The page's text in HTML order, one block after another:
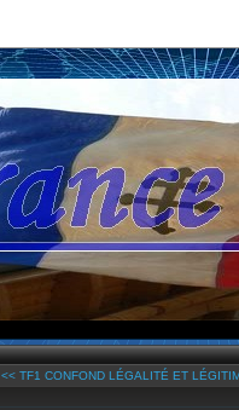
<< TF1 CONFOND LÉGALITÉ ET